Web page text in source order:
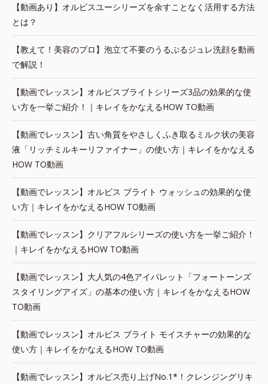
【動画あり】オルビスユーシリーズを余すことなく活用する方法
とは？
【教えて！美容のプロ】泡立て不要のうるぷるジュレ洗顔を動画
で解説！
【動画でレッスン】オルビスブライトシリーズ3品の効果的な使
い方を一挙ご紹介！｜キレイをかなえるHOW TO動画
【動画でレッスン】古い角質をやさしくふき取るミルク状の美容
液「リッチミルキーリファイナー」の使い方｜キレイをかなえる
HOW TO動画
【動画でレッスン】オルビス ブライト ウォッシュの効果的な使
い方｜キレイをかなえるHOW TO動画
【動画でレッスン】クリアフルシリーズの使い方を一挙ご紹介！
｜キレイをかなえるHOW TO動画
【動画でレッスン】大人気の4色アイパレット「フォートーンズ
スタイリングアイズ」の基本の使い方｜キレイをかなえるHOW
TO動画
【動画でレッスン】オルビス ブライト モイスチャーの効果的な
使い方｜キレイをかなえるHOW TO動画
【動画でレッスン】オルビス売り上げNo.1*！クレンジングリキ